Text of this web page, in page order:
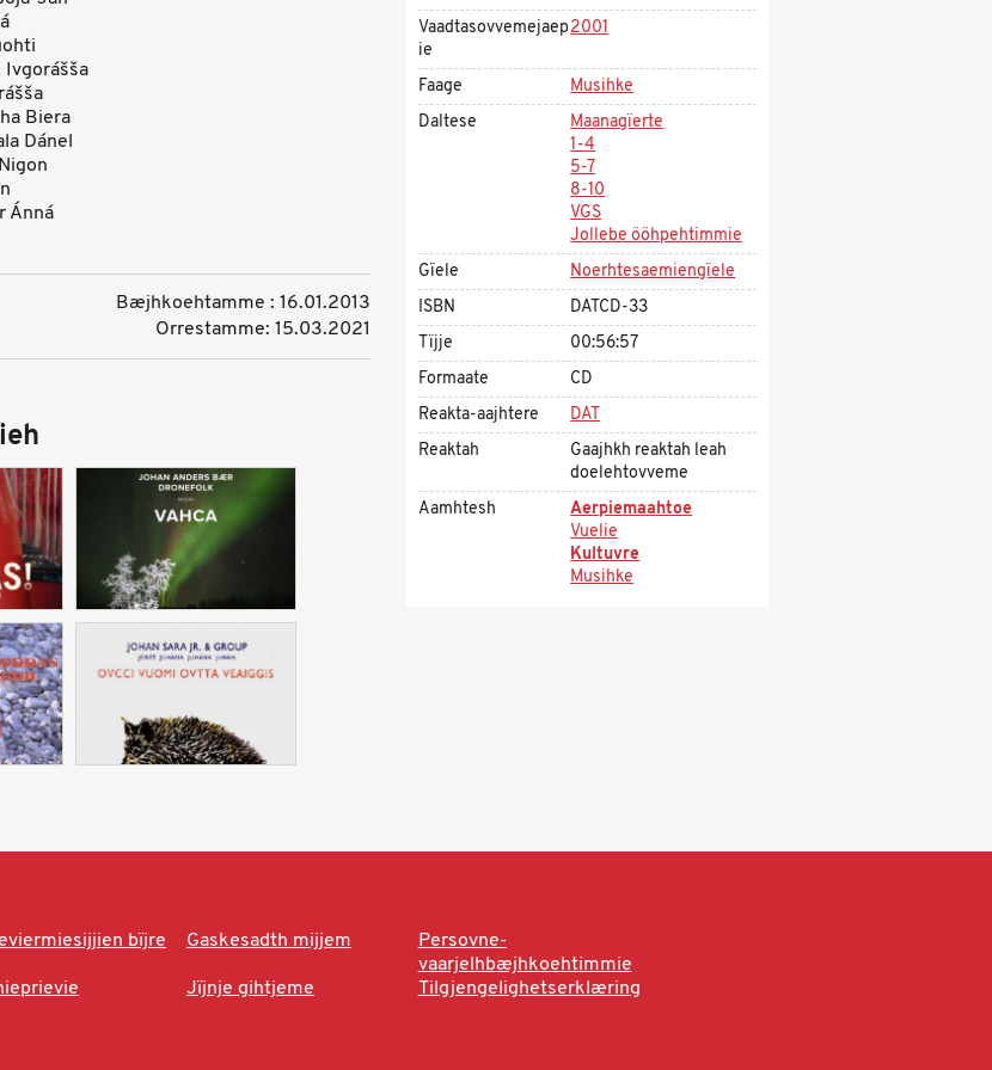
Ivgorášša
Biera
Dánel
Ánná
Bæjhkoehtamme : 16.01.2013
Orrestamme: 15.03.2021
Vaadtasovvemejaep
ie
2001
Faage
Musihke
Daltese
Maanagïerte
1-4
5-7
8-10
VGS
Jollebe ööhpehtimmie
Gïele
Noerhtesaemiengïele
ISBN
DATCD-33
Tïjje
00:56:57
Formaate
CD
Reakta-aajhtere
DAT
Reaktah
Gaajhkh reaktah leah
doelehtovveme
Aamhtesh
Aerpiemaahtoe
Vuelie
Kultuvre
Musihke
bïjre Gaskesadth mijjem
Persovne-
vaarjelhbæjhkoehtimmie
Jïjnje gihtjeme Tilgjengelighetserklæring